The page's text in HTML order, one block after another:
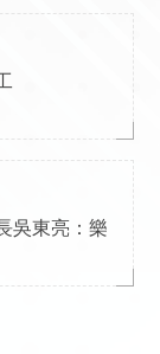
吳東亮：樂